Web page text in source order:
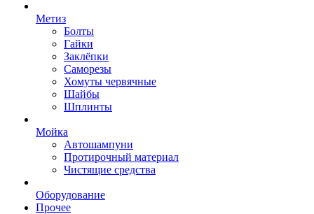
Метиз
Болты
Гайки
Заклёпки
Саморезы
Хомуты червячные
Шайбы
Шплинты
Мойка
Автошампуни
Протирочный материал
Чистящие средства
Оборудование
Прочее